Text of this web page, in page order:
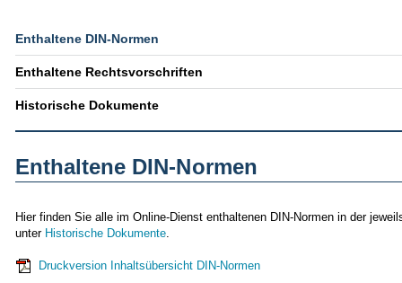
Enthaltene DIN-Normen
Enthaltene Rechtsvorschriften
Historische Dokumente
Enthaltene DIN-Normen
Hier finden Sie alle im Online-Dienst enthaltenen DIN-Normen in der
unter Historische Dokumente.
Druckversion Inhaltsübersicht DIN-Normen